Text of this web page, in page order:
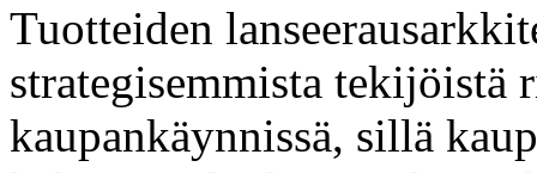
Tuotteiden
strategisemmista tekijöistä
kaupankäynnissä, sillä